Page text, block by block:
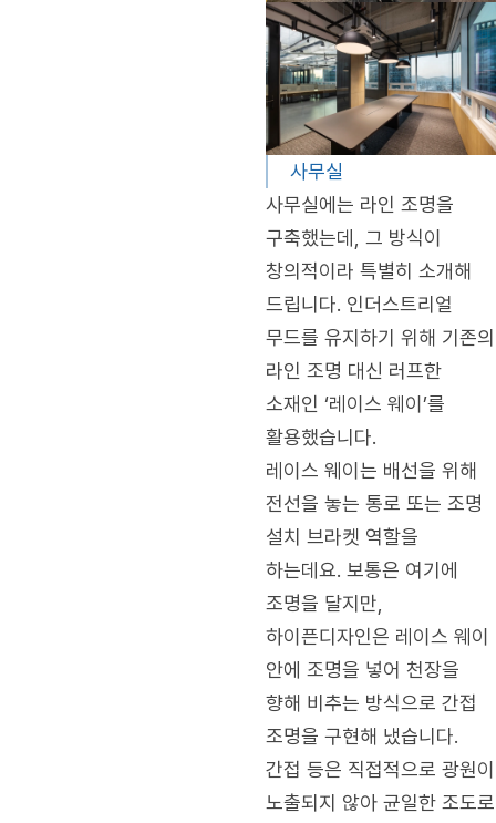
사무실
사무실에는 라인 조명을
구축했는데, 그 방식이
창의적이라 특별히 소개해
드립니다. 인더스트리얼
무드를 유지하기 위해 기존의
라인 조명 대신 러프한
소재인 ‘레이스 웨이’를
활용했습니다.
레이스 웨이는 배선을 위해
전선을 놓는 통로 또는 조명
설치 브라켓 역할을
하는데요. 보통은 여기에
조명을 달지만,
하이픈디자인은 레이스 웨이
안에 조명을 넣어 천장을
향해 비추는 방식으로 간접
조명을 구현해 냈습니다.
간접 등은 직접적으로 광원이
노출되지 않아 균일한 조도로